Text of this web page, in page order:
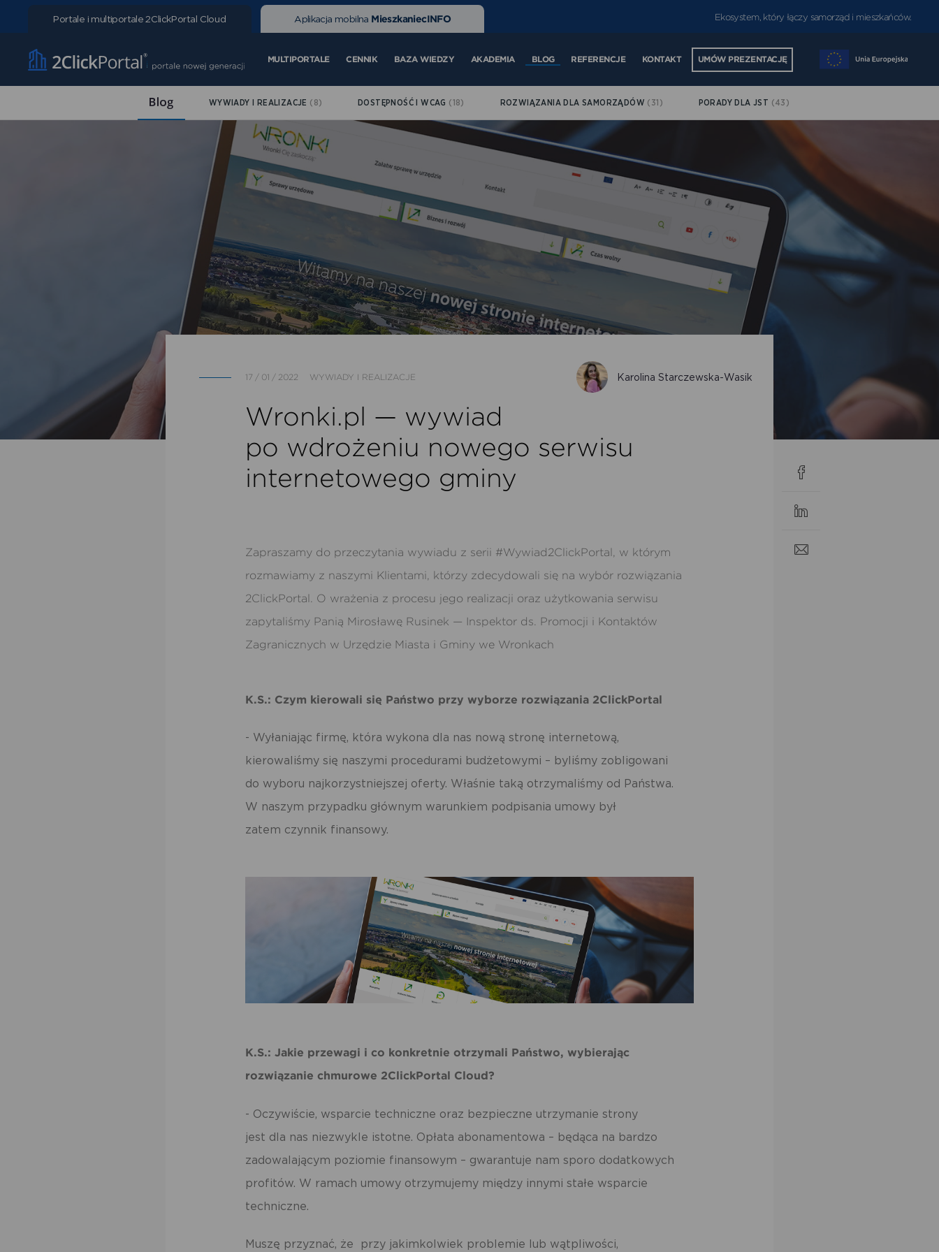
Portale i multiportale 2ClickPortal Cloud Aplikacja mobilna MieszkaniecINFO Ekosystem, który łączy samorząd i mieszkańców.
MULTIPORTALE CENNIK BAZA WIEDZY AKADEMIA BLOG REFERENCJE KONTAKT UMÓW PREZENTACJĘ
WYWIADY I REALIZACJE (8) DOSTĘPNOŚĆ I WCAG (18) ROZWIĄZANIA DLA SAMORZĄDÓW (31) PORADY DLA JST (43)
Karolina Starczewska-Wasik
17 / 01 / 2022 WYWIADY I REALIZACJE
Wronki.pl — wywiad
po wdrożeniu nowego serwisu
internetowego gminy
Zapraszamy do przeczytania wywiadu z serii #Wywiad2ClickPortal, w którym
rozmawiamy z naszymi Klientami, którzy zdecydowali się na wybór rozwiązania
2ClickPortal. O wrażenia z procesu jego realizacji oraz użytkowania serwisu
zapytaliśmy Panią Mirosławę Rusinek — Inspektor ds. Promocji i Kontaktów
Zagranicznych w Urzędzie Miasta i Gminy we Wronkach
K.S.: Czym kierowali się Państwo przy wyborze rozwiązania 2ClickPortal
- Wyłaniając firmę, która wykona dla nas nową stronę internetową,
kierowaliśmy się naszymi procedurami budżetowymi – byliśmy zobligowani
do wyboru najkorzystniejszej oferty. Właśnie taką otrzymaliśmy od Państwa.
W naszym przypadku głównym warunkiem podpisania umowy był
zatem czynnik finansowy.
K.S.: Jakie przewagi i co konkretnie otrzymali Państwo, wybierając
rozwiązanie chmurowe 2ClickPortal Cloud?
- Oczywiście, wsparcie techniczne oraz bezpieczne utrzymanie strony
jest dla nas niezwykle istotne. Opłata abonamentowa – będąca na bardzo
zadowalającym poziomie finansowym – gwarantuje nam sporo dodatkowych
profitów. W ramach umowy otrzymujemy między innymi stałe wsparcie
techniczne.
Muszę przyznać, że przy jakimkolwiek problemie lub wątpliwości,